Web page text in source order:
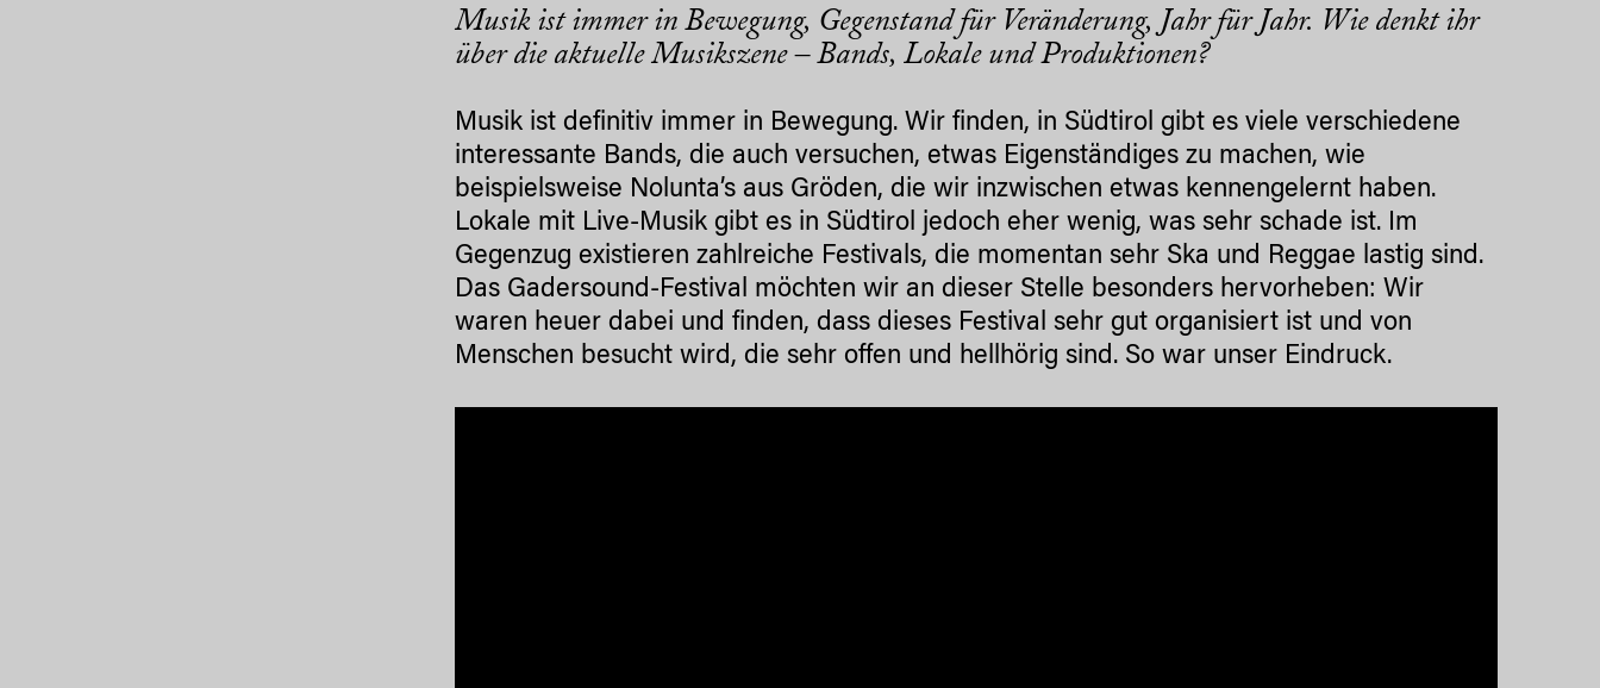
Musik ist immer in Bewegung, Gegenstand für Veränderung, Jahr für Jahr. Wie denkt ihr
über die aktuelle Musikszene – Bands, Lokale und Produktionen?
Musik ist definitiv immer in Bewegung. Wir finden, in Südtirol gibt es viele verschiedene
interessante Bands, die auch versuchen, etwas Eigenständiges zu machen, wie
beispielsweise Nolunta’s aus Gröden, die wir inzwischen etwas kennengelernt haben.
Lokale mit Live-Musik gibt es in Südtirol jedoch eher wenig, was sehr schade ist. Im
Gegenzug existieren zahlreiche Festivals, die momentan sehr Ska und Reggae lastig sind.
Das Gadersound-Festival möchten wir an dieser Stelle besonders hervorheben: Wir
waren heuer dabei und finden, dass dieses Festival sehr gut organisiert ist und von
Menschen besucht wird, die sehr offen und hellhörig sind. So war unser Eindruck.